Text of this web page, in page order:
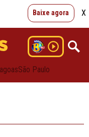
Baixe agora X
São Paulo